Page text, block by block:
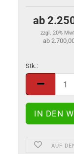
zzgl. 20%
Stk.:
AUF